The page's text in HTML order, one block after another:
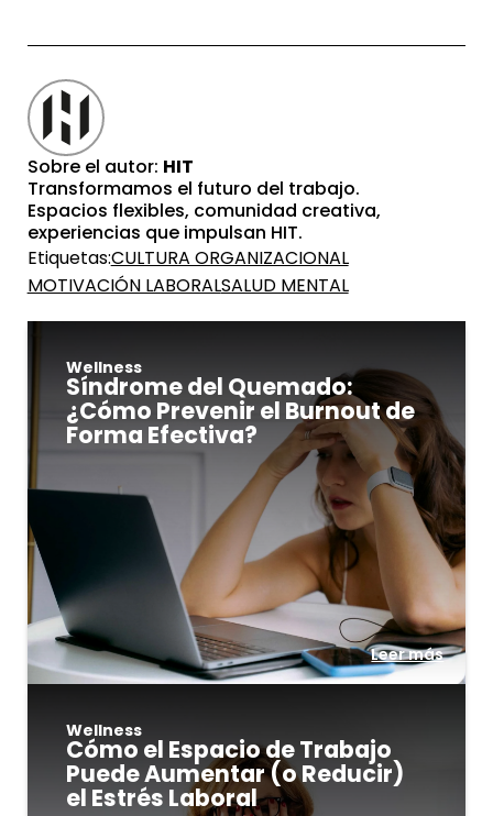
Sobre el autor: HIT
Transformamos el futuro del trabajo.
Espacios flexibles, comunidad creativa,
experiencias que impulsan HIT.
Etiquetas:CULTURA ORGANIZACIONAL
MOTIVACIÓN LABORALSALUD MENTAL
Wellness
Síndrome del Quemado:
¿Cómo Prevenir el Burnout de
Forma Efectiva?
Leer más
Wellness
Cómo el Espacio de Trabajo
Puede Aumentar (o Reducir)
el Estrés Laboral